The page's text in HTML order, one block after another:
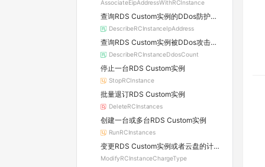
AssociateEipAddressWithRCInstance
查询RDS Custom实例的DDos防护信息及所属原生防护实例的详情
DescribeRCInstanceIpAddress
查询RDS Custom实例被DDos攻击的数量
DescribeRCInstanceDdosCount
停止一台RDS Custom实例
StopRCInstance
批量退订RDS Custom实例
DeleteRCInstances
创建一台或多台RDS Custom实例
RunRCInstances
变更RDS Custom实例或者云盘的计费方式
ModifyRCInstanceChargeType